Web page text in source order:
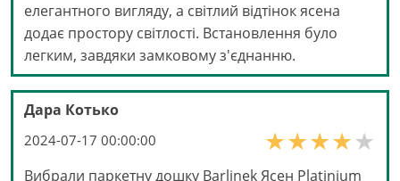
елегантного вигляду, а світлий відтінок ясена
додає простору світлості. Встановлення було
легким, завдяки замковому з'єднанню.
Дара Котько
2024-07-17 00:00:00
Вибрали паркетну дошку Barlinek Ясен Platinium